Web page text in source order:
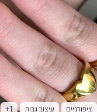
ציפורניים עיצוב גבות +1